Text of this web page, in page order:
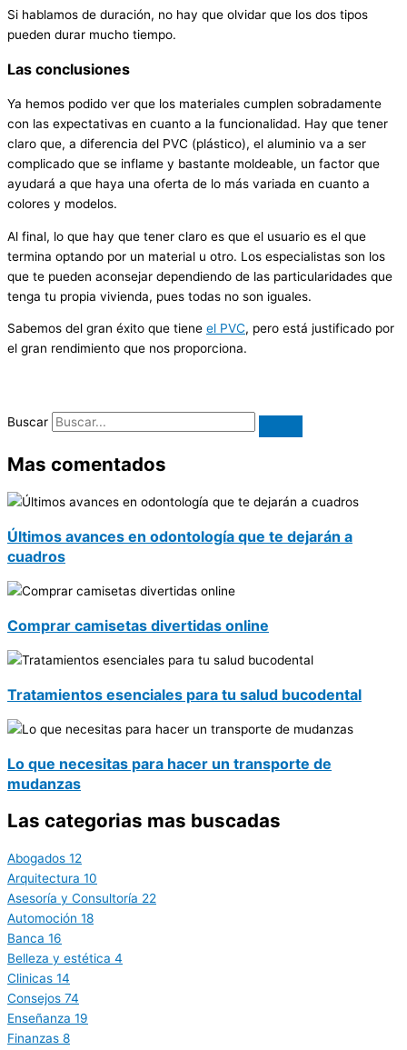
Si hablamos de duración, no hay que olvidar que los dos tipos
pueden durar mucho tiempo.
Las conclusiones
Ya hemos podido ver que los materiales cumplen sobradamente
con las expectativas en cuanto a la funcionalidad. Hay que tener
claro que, a diferencia del PVC (plástico), el aluminio va a ser
complicado que se inflame y bastante moldeable, un factor que
ayudará a que haya una oferta de lo más variada en cuanto a
colores y modelos.
Al final, lo que hay que tener claro es que el usuario es el que
termina optando por un material u otro. Los especialistas son los
que te pueden aconsejar dependiendo de las particularidades que
tenga tu propia vivienda, pues todas no son iguales.
Sabemos del gran éxito que tiene el PVC, pero está justificado por
el gran rendimiento que nos proporciona.
Buscar
Mas comentados
Últimos avances en odontología que te dejarán a
cuadros
Comprar camisetas divertidas online
Tratamientos esenciales para tu salud bucodental
Lo que necesitas para hacer un transporte de
mudanzas
Las categorias mas buscadas
Abogados 12
Arquitectura 10
Asesoría y Consultoría 22
Automoción 18
Banca 16
Belleza y estética 4
Clinicas 14
Consejos 74
Enseñanza 19
Finanzas 8